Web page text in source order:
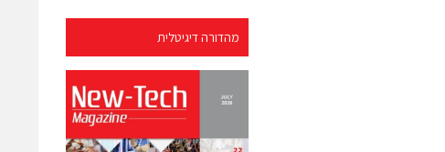
מהדורה דיגיטלית